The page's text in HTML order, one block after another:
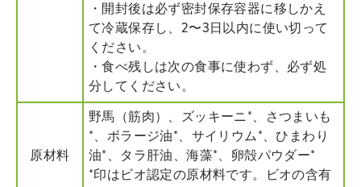
・開封後は必ず密封保存容器に移しかえ
て冷蔵保存し、2〜3日以内に使い切って
ください。
・食べ残しは次の食事に使わず、必ず処
分してください。
原材料
野馬（筋肉）、ズッキーニ*、さつまいも
*、ボラージ油*、サイリウム*、ひまわり
油*、タラ肝油、海藻*、卵殻パウダー*
*印はビオ認定の原材料です。ビオの含有